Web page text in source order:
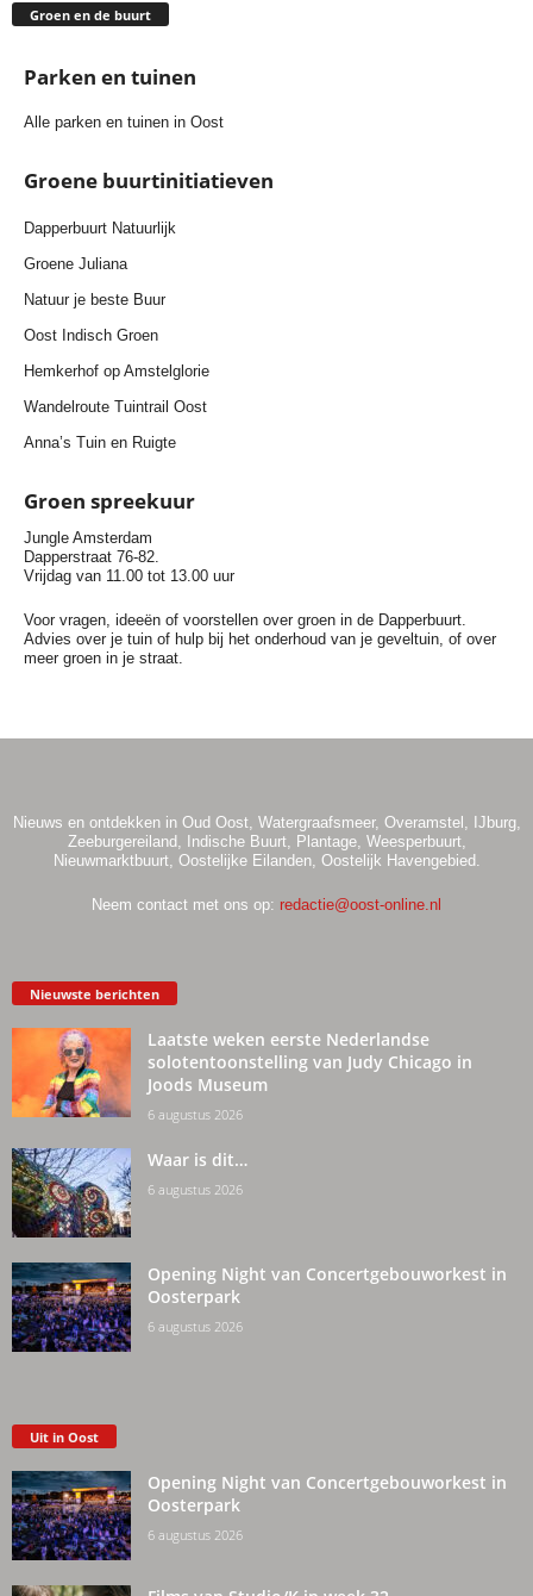
Groen en de buurt
Parken en tuinen
Alle parken en tuinen in Oost
Groene buurtinitiatieven
Dapperbuurt Natuurlijk
Groene Juliana
Natuur je beste Buur
Oost Indisch Groen
Hemkerhof op Amstelglorie
Wandelroute Tuintrail Oost
Anna’s Tuin en Ruigte
Groen spreekuur
Jungle Amsterdam
Dapperstraat 76-82.
Vrijdag van 11.00 tot 13.00 uur
Voor vragen, ideeën of voorstellen over groen in de Dapperbuurt.
Advies over je tuin of hulp bij het onderhoud van je geveltuin, of over
meer groen in je straat.
Nieuws en ontdekken in Oud Oost, Watergraafsmeer, Overamstel, IJburg,
Zeeburgereiland, Indische Buurt, Plantage, Weesperbuurt,
Nieuwmarktbuurt, Oostelijke Eilanden, Oostelijk Havengebied.
Neem contact met ons op: redactie@oost-online.nl
Nieuwste berichten
Laatste weken eerste Nederlandse
solotentoonstelling van Judy Chicago in
Joods Museum
6 augustus 2026
Waar is dit…
6 augustus 2026
Opening Night van Concertgebouworkest in
Oosterpark
6 augustus 2026
Uit in Oost
Opening Night van Concertgebouworkest in
Oosterpark
6 augustus 2026